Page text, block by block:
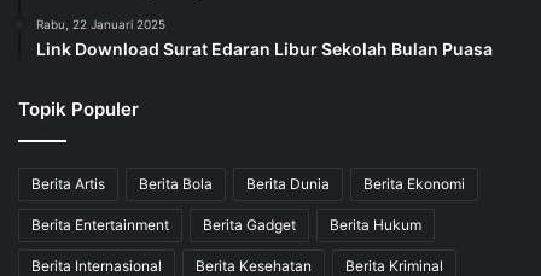
Rabu, 22 Januari 2025
Link Download Surat Edaran Libur Sekolah Bulan Puasa
Topik Populer
Berita Artis Berita Bola Berita Dunia Berita Ekonomi
Berita Entertainment Berita Gadget Berita Hukum
Berita Internasional Berita Kesehatan Berita Kriminal